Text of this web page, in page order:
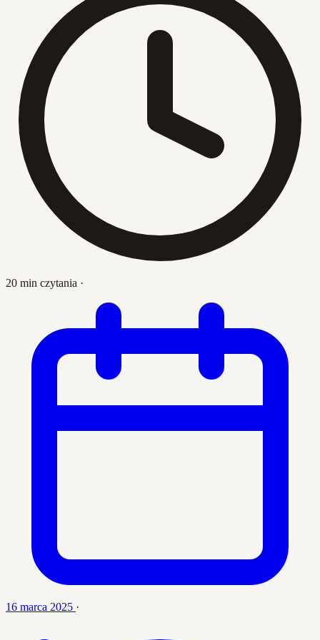
20 min czytania ·
16 marca 2025 ·